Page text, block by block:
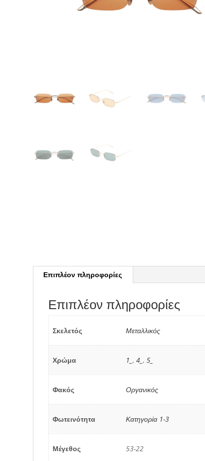
Επιπλέον πληροφορίες
Επιπλέον πληροφορίες
Σκελετός Μεταλλικός
Χρώμα 1_,4_,5_
Φακός Οργανικός
Φωτεινότητα Κατηγορία 1-3
Μέγεθος 53-22